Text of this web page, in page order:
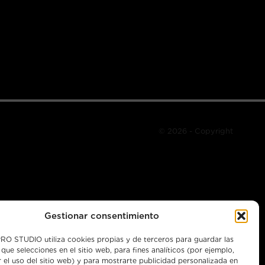
Gestionar consentimiento
STUDIO utiliza cookies propias y de terceros para guardar las
selecciones en el sitio web, para fines analíticos (por ejemplo,
el uso del sitio web) y para mostrarte publicidad personalizada en
© 2026 - Copyright